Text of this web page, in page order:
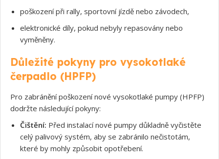
poškození při rally, sportovní jízdě nebo závodech,
elektronické díly, pokud nebyly repasovány nebo
vyměněny.
Důležité pokyny pro vysokotlaké
čerpadlo (HPFP)
Pro zabránění poškození nové vysokotlaké pumpy (HPFP)
dodržte následující pokyny:
Čištění: Před instalací nové pumpy důkladně vyčistěte
celý palivový systém, aby se zabránilo nečistotám,
které by mohly způsobit opotřebení.